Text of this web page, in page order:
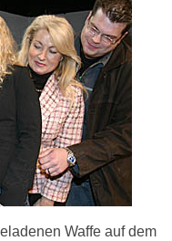
Waffe auf dem